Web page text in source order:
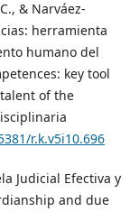
& Narváez-
herramienta
humano del
key tool
of the
r.k.v5i10.696
Judicial Efectiva y
and due